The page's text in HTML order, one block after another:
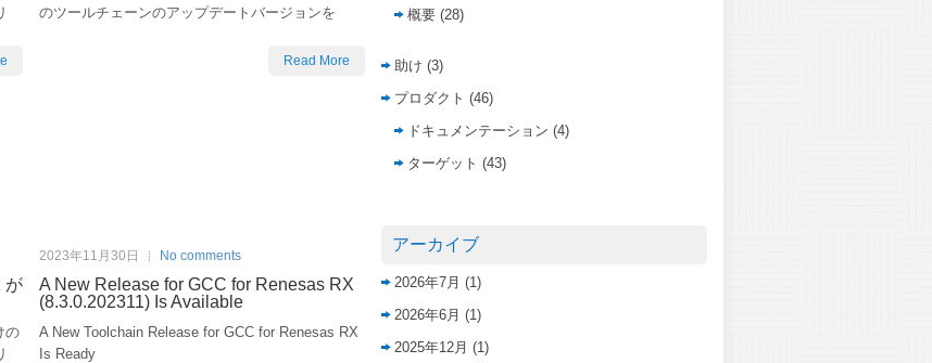
のツールチェーンのアップデートバージョンを
Read More
が
の
2023年11月30日 No comments
A New Release for GCC for Renesas RX
(8.3.0.202311) Is Available
A New Toolchain Release for GCC for Renesas RX
Is Ready
概要 (28)
助け (3)
プロダクト (46)
ドキュメンテーション (4)
ターゲット (43)
アーカイブ
2026年7月 (1)
2026年6月 (1)
2025年12月 (1)